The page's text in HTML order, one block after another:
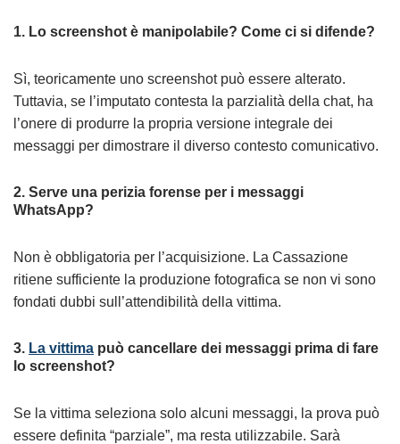
1. Lo screenshot è manipolabile? Come ci si difende?
Sì, teoricamente uno screenshot può essere alterato.
Tuttavia, se l’imputato contesta la parzialità della chat, ha
l’onere di produrre la propria versione integrale dei
messaggi per dimostrare il diverso contesto comunicativo.
2. Serve una perizia forense per i messaggi
WhatsApp?
Non è obbligatoria per l’acquisizione. La Cassazione
ritiene sufficiente la produzione fotografica se non vi sono
fondati dubbi sull’attendibilità della vittima.
3. La vittima può cancellare dei messaggi prima di fare
lo screenshot?
Se la vittima seleziona solo alcuni messaggi, la prova può
essere definita “parziale”, ma resta utilizzabile. Sarà